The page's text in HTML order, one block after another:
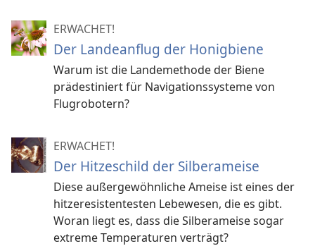
ERWACHET!
Der Landeanflug der Honigbiene
Warum ist die Landemethode der Biene
prädestiniert für Navigationssysteme von
Flugrobotern?
ERWACHET!
Der Hitzeschild der Silberameise
Diese außergewöhnliche Ameise ist eines der
hitzeresistentesten Lebewesen, die es gibt.
Woran liegt es, dass die Silberameise sogar
extreme Temperaturen verträgt?